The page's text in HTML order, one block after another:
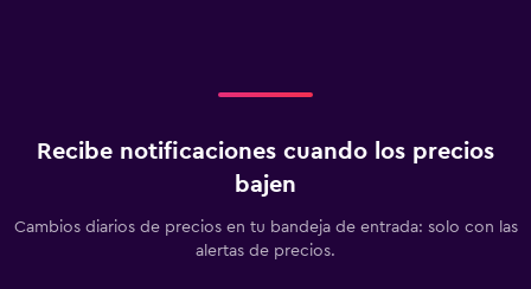
Recibe notificaciones cuando los precios
bajen
Cambios diarios de precios en tu bandeja de entrada: solo con las
alertas de precios.